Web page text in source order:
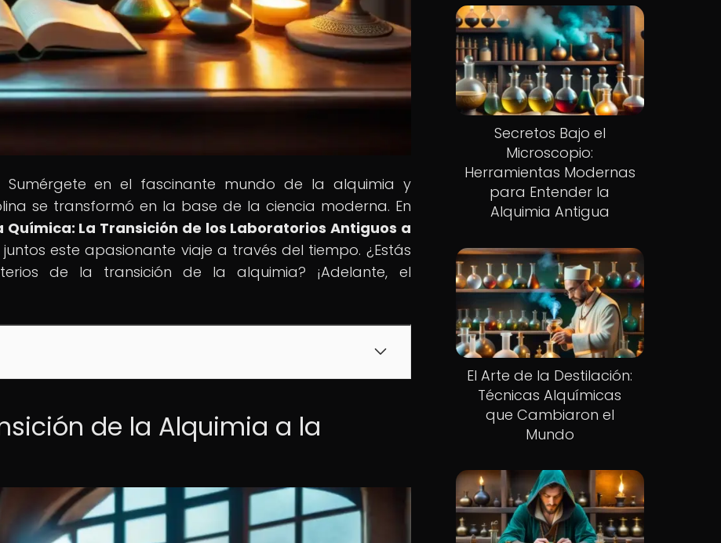
Sumérgete en el fascinante mundo de la alquimia y
se transformó en la base de la ciencia moderna. En
Química: La Transición de los Laboratorios Antiguos a
este apasionante viaje a través del tiempo. ¿Estás
de la transición de la alquimia? ¡Adelante, el
de la Alquimia a la
Secretos Bajo el
Microscopio:
Herramientas Modernas
para Entender la
Alquimia Antigua
El Arte de la Destilación:
Técnicas Alquímicas
que Cambiaron el
Mundo